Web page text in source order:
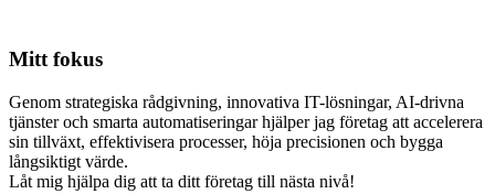
Mitt fokus
Genom strategiska rådgivning, innovativa IT-lösningar, AI-drivna
tjänster och smarta automatiseringar hjälper jag företag att accelerera
sin tillväxt, effektivisera processer, höja precisionen och bygga
långsiktigt värde.
Låt mig hjälpa dig att ta ditt företag till nästa nivå!